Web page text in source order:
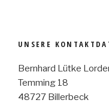
UNSERE
Bernhard Lütke
Temming 18
48727 Billerbeck